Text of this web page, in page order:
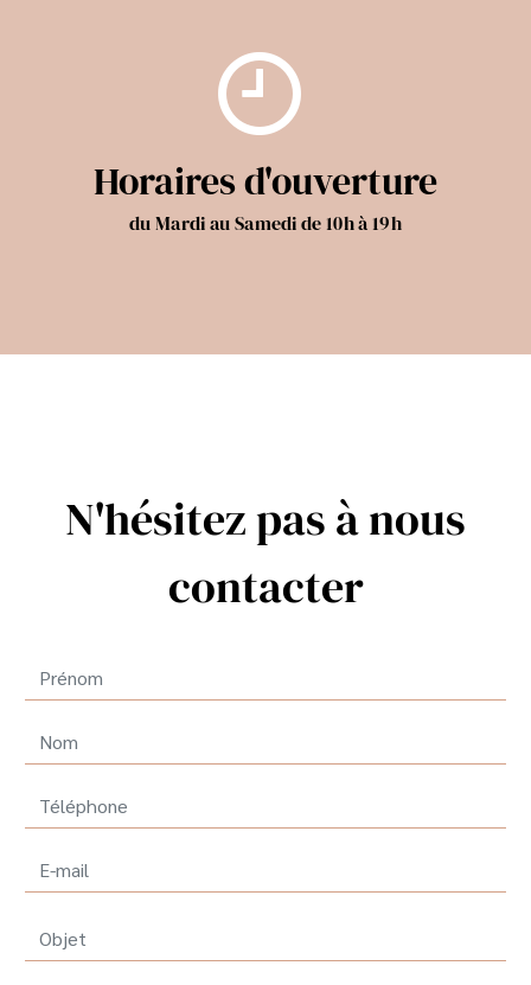
Horaires d'ouverture
du Mardi au Samedi de 10h à 19h
N'hésitez pas à nous
contacter